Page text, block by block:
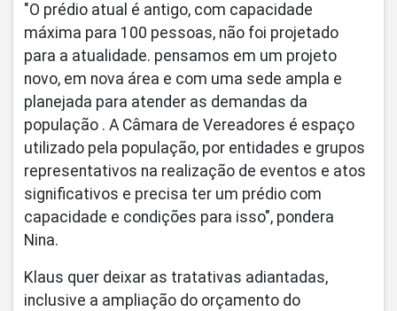
"O prédio atual é antigo, com capacidade
máxima para 100 pessoas, não foi projetado
para a atualidade. pensamos em um projeto
novo, em nova área e com uma sede ampla e
planejada para atender as demandas da
população . A Câmara de Vereadores é espaço
utilizado pela população, por entidades e grupos
representativos na realização de eventos e atos
significativos e precisa ter um prédio com
capacidade e condições para isso", pondera
Nina.
Klaus quer deixar as tratativas adiantadas,
inclusive a ampliação do orçamento do